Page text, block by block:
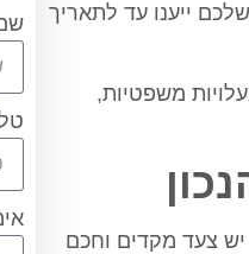
ייענו עד לתאריך
משפטיות,
צעד מקדים וחכם